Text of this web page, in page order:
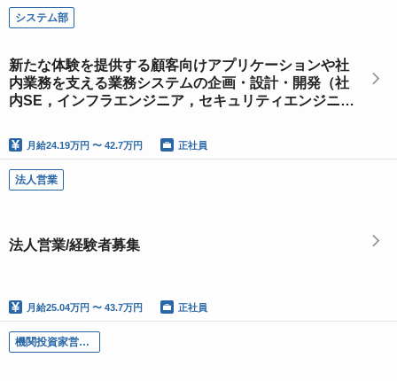
システム部
新たな体験を提供する顧客向けアプリケーションや社
内業務を支える業務システムの企画・設計・開発（社
内SE，インフラエンジニア，セキュリティエンジニ
月給24.19万円 〜 42.7万円 正社員
法人営業
法人営業/経験者募集
月給25.04万円 〜 43.7万円 正社員
機関投資家営業部